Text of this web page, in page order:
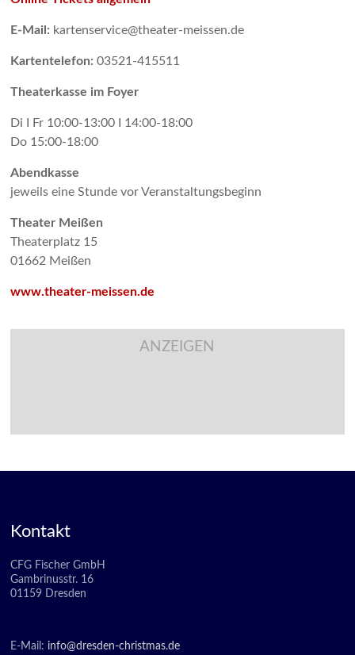
E-Mail: kartenservice@theater-meissen.de
Kartentelefon: 03521-415511
Theaterkasse im Foyer
Di I Fr 10:00-13:00 I 14:00-18:00
Do 15:00-18:00
Abendkasse
jeweils eine Stunde vor Veranstaltungsbeginn
Theater Meißen
Theaterplatz 15
01662 Meißen
www.theater-meissen.de
ANZEIGEN
Kontakt
CFG Fischer GmbH
Gambrinusstr. 16
01159 Dresden
E-Mail: info@dresden-christmas.de